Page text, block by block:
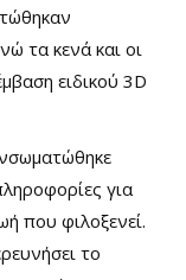
τα κενά και οι
ειδικού 3D
για
που φιλοξενεί.
το